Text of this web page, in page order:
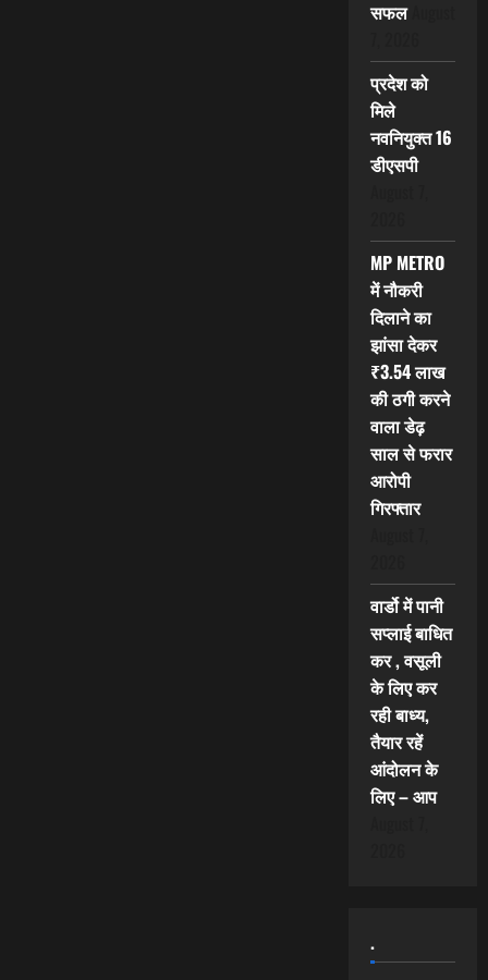
सफल
प्रदेश को
मिले
नवनियुक्त 16
डीएसपी
MP METRO
में नौकरी
दिलाने का
झांसा देकर
₹3.54 लाख
की ठगी करने
वाला डेढ़
साल से फरार
आरोपी
गिरफ्तार
वार्डो में पानी
सप्लाई बाधित
कर , वसूली
के लिए कर
रही बाध्य,
तैयार रहें
आंदोलन के
लिए – आप
.